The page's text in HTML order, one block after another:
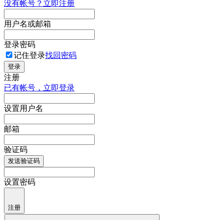
没有帐号？立即注册
用户名或邮箱
登录密码
记住登录找回密码
登录
注册
已有帐号，立即登录
设置用户名
邮箱
验证码
发送验证码
设置密码
注册